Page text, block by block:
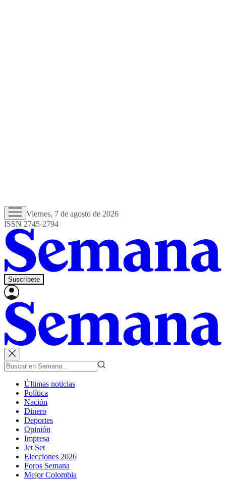
Viernes, 7 de agosto de 2026
ISSN 2745-2794
Suscríbete
Últimas noticias
Política
Nación
Dinero
Deportes
Opinión
Impresa
Jet Set
Elecciones 2026
Foros Semana
Mejor Colombia